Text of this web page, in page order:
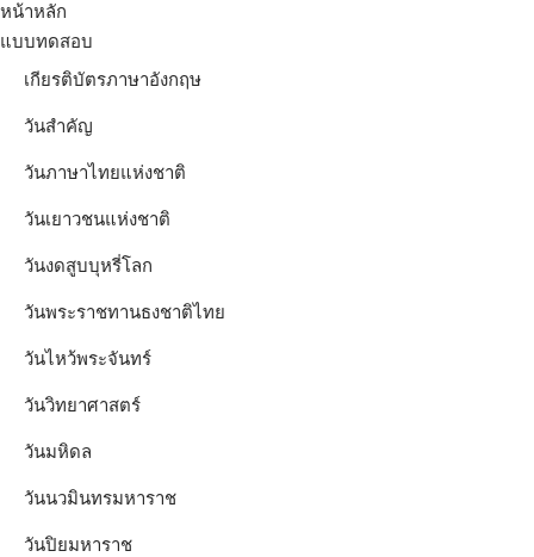
เมนู
หน้าหลัก
แบบทดสอบ
เกียรติบัตรภาษาอังกฤษ
วันสำคัญ
วันภาษาไทยแห่งชาติ
วันเยาวชนแห่งชาติ
วันงดสูบบุหรี่โลก
วันพระราชทานธงชาติไทย
วันไหว้พระจันทร์​
วันวิทยาศาสตร์
วันมหิดล
วันนวมินทรมหาราช
วันปิยมหาราช